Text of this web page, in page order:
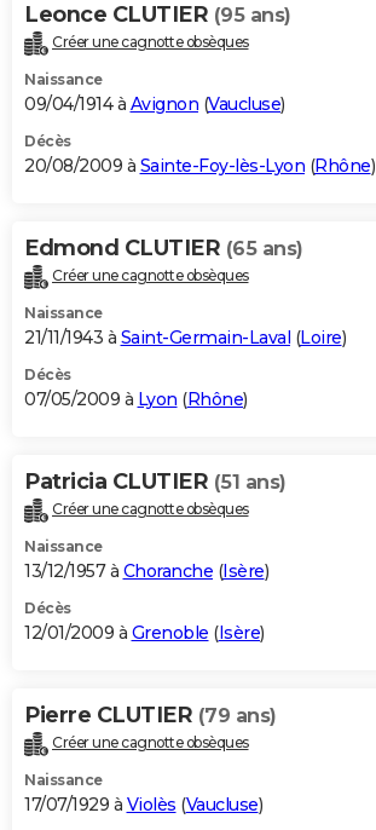
Leonce CLUTIER (95 ans)
Créer une cagnotte obsèques
Naissance
09/04/1914 à Avignon (Vaucluse)
Décès
20/08/2009 à Sainte-Foy-lès-Lyon (Rhône)
Edmond CLUTIER (65 ans)
Créer une cagnotte obsèques
Naissance
21/11/1943 à Saint-Germain-Laval (Loire)
Décès
07/05/2009 à Lyon (Rhône)
Patricia CLUTIER (51 ans)
Créer une cagnotte obsèques
Naissance
13/12/1957 à Choranche (Isère)
Décès
12/01/2009 à Grenoble (Isère)
Pierre CLUTIER (79 ans)
Créer une cagnotte obsèques
Naissance
17/07/1929 à Violès (Vaucluse)